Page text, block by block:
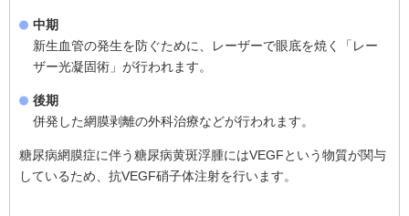
中期
新生血管の発生を防ぐために、レーザーで眼底を焼く「レー
ザー光凝固術」が行われます。
後期
併発した網膜剥離の外科治療などが行われます。
糖尿病網膜症に伴う糖尿病黄斑浮腫にはVEGFという物質が関与
しているため、抗VEGF硝子体注射を行います。